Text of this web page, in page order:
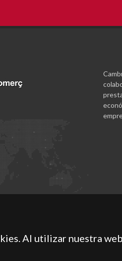
Al utilizar nuestra